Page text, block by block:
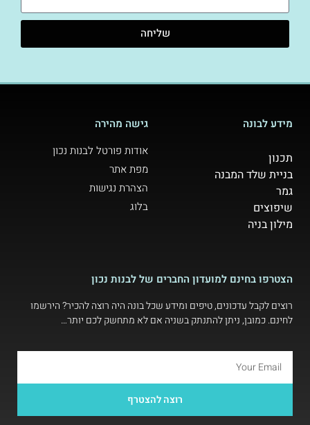
שליחה
מידע לבונה
תכנון
בניית שלד המבנה
גמר
שיפוצים
מילון בניה
גישה מהירה
אודות פורטל לבנות נכון
מפת אתר
הצהרת נגישות
בלוג
הצטרפו בחינם למועדון החברים של לבנות נכון
רוצים לקבל עדכונים, טיפים ומידע שכל בונה היה רוצה להכיר? הירשמו
לחינם. כמובן, ניתן להתנתק בשניה אם לא מתחשק לכם יותר…
רוצה להצטרף